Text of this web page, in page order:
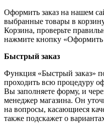
Оформить заказ на нашем
выбранные товары в
Корзина, проверьте
нажмите кнопку «Оформить
Быстрый заказ
Функция «Быстрый заказ»
проходить всю процедуру
Вы заполняете форму, и
менеджер магазина. Он
на вопросы, касающиеся
также подскажет о